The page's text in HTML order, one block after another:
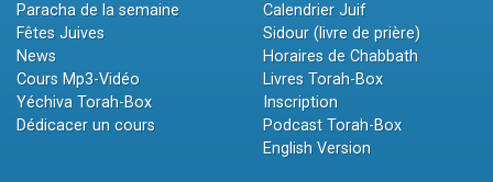
Paracha de la semaine
Fêtes Juives
News
Cours Mp3-Vidéo
Yéchiva Torah-Box
Dédicacer un cours
Calendrier Juif
Sidour (livre de prière)
Horaires de Chabbath
Livres Torah-Box
Inscription
Podcast Torah-Box
English Version